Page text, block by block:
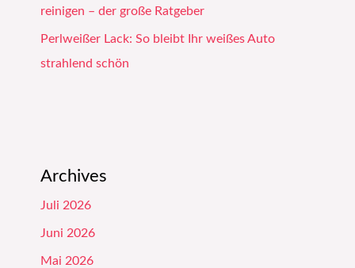
reinigen – der große Ratgeber
Perlweißer Lack: So bleibt Ihr weißes Auto
strahlend schön
Archives
Juli 2026
Juni 2026
Mai 2026